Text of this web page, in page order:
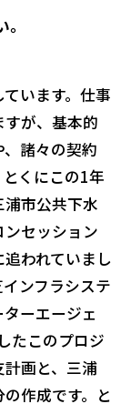
います。仕事
が、基本的
諸々の契約
くにこの1年
市公共下水
セッション
われていまし
ンフラシステ
ーエージェ
たこのプロジ
画と、三浦
作成です。と